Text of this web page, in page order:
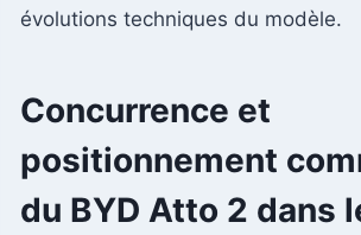
évolutions techniques du modèle.
Concurrence et
positionnement
du BYD Atto 2 dans